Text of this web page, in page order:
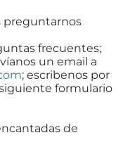
preguntarnos
frecuentes;
un email a
; escribenos por
formulario
de